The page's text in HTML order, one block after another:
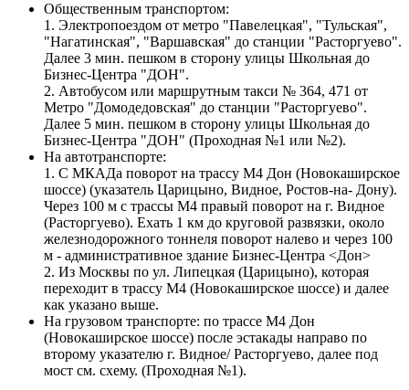
Общественным транспортом:
1. Электропоездом от метро "Павелецкая", "Тульская",
"Нагатинская", "Варшавская" до станции "Расторгуево".
Далее 3 мин. пешком в сторону улицы Школьная до
Бизнес-Центра "ДОН".
2. Автобусом или маршрутным такси № 364, 471 от
Метро "Домодедовская" до станции "Расторгуево".
Далее 5 мин. пешком в сторону улицы Школьная до
Бизнес-Центра "ДОН" (Проходная №1 или №2).
На автотранспорте:
1. С МКАДа поворот на трассу М4 Дон (Новокаширское
шоссе) (указатель Царицыно, Видное, Ростов-на- Дону).
Через 100 м с трассы М4 правый поворот на г. Видное
(Расторгуево). Ехать 1 км до круговой развязки, около
железнодорожного тоннеля поворот налево и через 100
м - административное здание Бизнес-Центра <Дон>
2. Из Москвы по ул. Липецкая (Царицыно), которая
переходит в трассу М4 (Новокаширское шоссе) и далее
как указано выше.
На грузовом транспорте: по трассе М4 Дон
(Новокаширское шоссе) после эстакады направо по
второму указателю г. Видное/ Расторгуево, далее под
мост см. схему. (Проходная №1).